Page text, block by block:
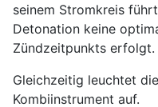
seinem Stromkreis
Detonation keine
Zündzeitpunkts erfolgt.
Gleichzeitig leuchtet
Kombiinstrument auf.